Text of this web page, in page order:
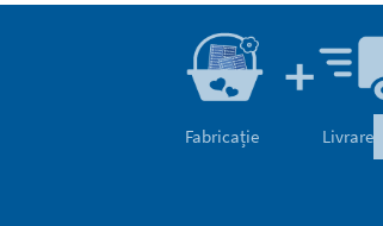
Fabricație Livrare